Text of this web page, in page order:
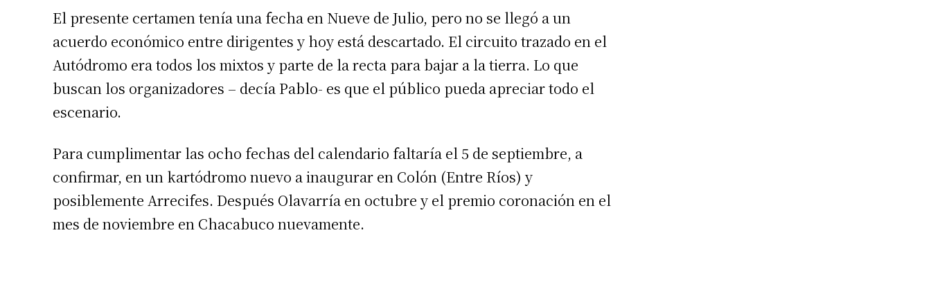
El presente certamen tenía una fecha en Nueve de Julio, pero no se llegó a un
acuerdo económico entre dirigentes y hoy está descartado. El circuito trazado en el
Autódromo era todos los mixtos y parte de la recta para bajar a la tierra. Lo que
buscan los organizadores – decía Pablo- es que el público pueda apreciar todo el
escenario.
Para cumplimentar las ocho fechas del calendario faltaría el 5 de septiembre, a
confirmar, en un kartódromo nuevo a inaugurar en Colón (Entre Ríos) y
posiblemente Arrecifes. Después Olavarría en octubre y el premio coronación en el
mes de noviembre en Chacabuco nuevamente.